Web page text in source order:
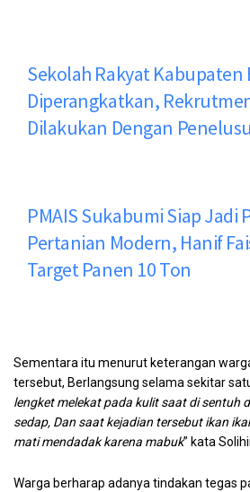
Sekolah Rakyat Kabupaten
Diperangkatkan,
Dilakukan Dengan
PMAIS Sukabumi Siap Jadi
Pertanian Modern, Hanif
Target Panen 10 Ton
Sementara itu menurut keterangan
tersebut, Berlangsung selama sekitar
lengket melekat pada kulit saat di sentuh
sedap, Dan saat kejadian tersebut ikan
mati mendadak karena mabuk” kata
Warga berharap adanya tindakan tegas